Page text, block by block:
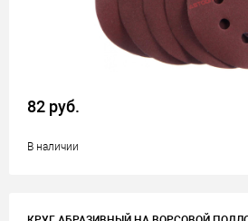
82 руб.
В наличии